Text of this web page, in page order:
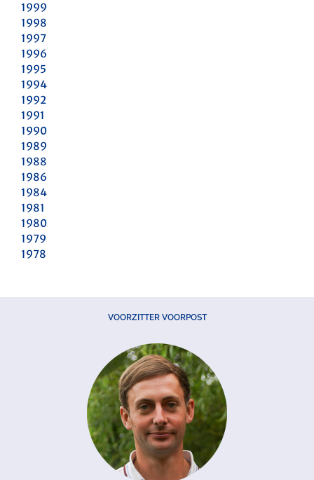
1999
1998
1997
1996
1995
1994
1992
1991
1990
1989
1988
1986
1984
1981
1980
1979
1978
VOORZITTER VOORPOST